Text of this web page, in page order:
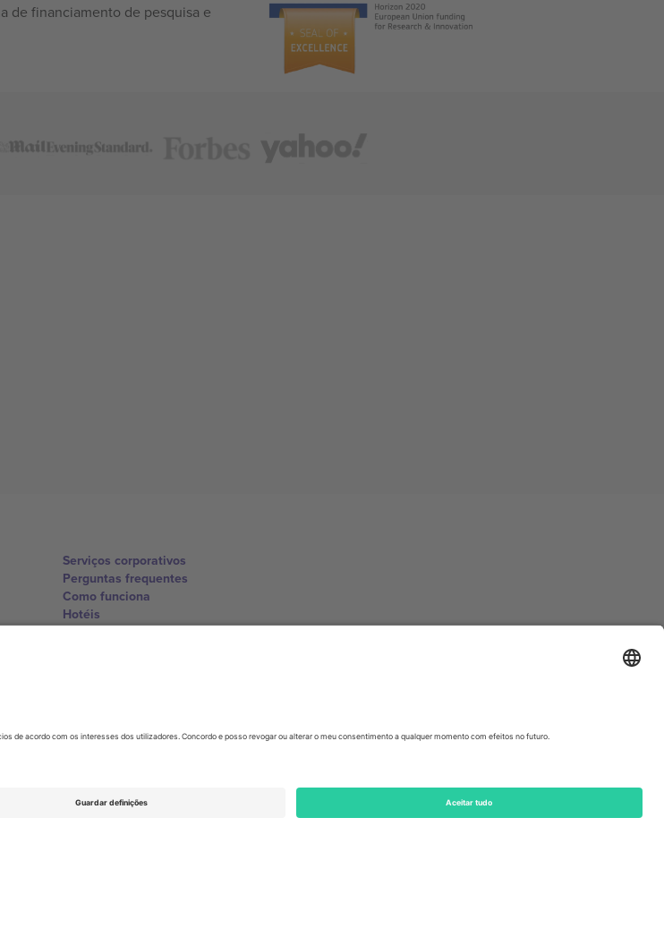
de financiamento de pesquisa e
Serviços corporativos
Perguntas frequentes
Como funciona
Hotéis
Central da Copa do Mundo